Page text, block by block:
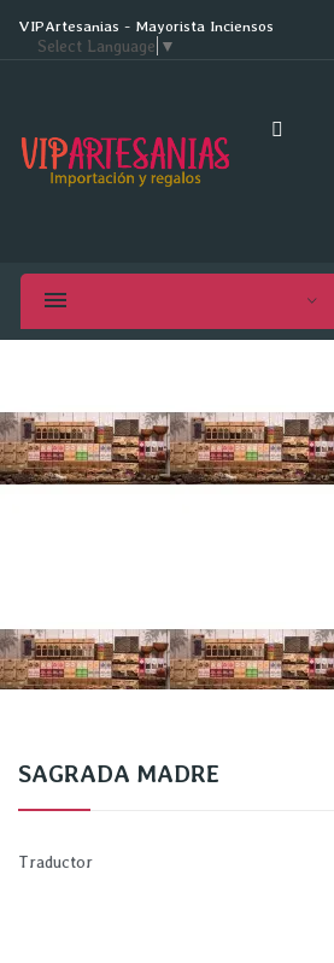
VIPArtesanias - Mayorista Inciensos
Select Language ▼
SAGRADA MADRE
Traductor